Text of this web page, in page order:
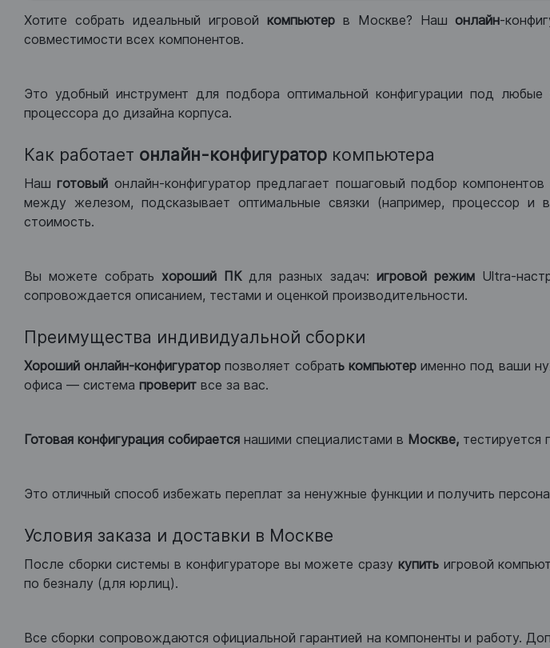
Хотите собрать идеальный игровой компьютер в Москве? Нашонлайн-
совместимости всех компонентов.
Это удобный инструмент для подбора оптимальной конфигурации под
процессора до дизайна корпуса.
Как работает онлайн-конфигуратор компьютера
Нашготовый онлайн-конфигуратор предлагает пошаговый подбор
между железом, подсказывает оптимальные связки (например, процессор и
стоимость.
Вы можете собрать хороший ПКдля разных задач:игровой режим Ultra-
сопровождается описанием, тестами и оценкой производительности.
Преимущества индивидуальной сборки
Хороший онлайн-конфигуратор позволяет собрать компьютерименно под ваши
офиса — система проверит все за вас.
Готовая конфигурация собирается нашими специалистами в Москве, тестируется
Это отличный способ избежать переплат за ненужные функции и получить
Условия заказа и доставки в Москве
После сборки системы в конфигураторе вы можете сразу купитьигровой
по безналу (для юрлиц).
Все сборки сопровождаются официальной гарантией на компоненты и работу.